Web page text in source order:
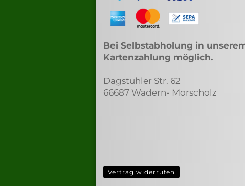
Bei Selbstabholung in
Kartenzahlung möglich.
Dagstuhler Str. 62
66687 Wadern- Morscholz
Vertrag widerrufen